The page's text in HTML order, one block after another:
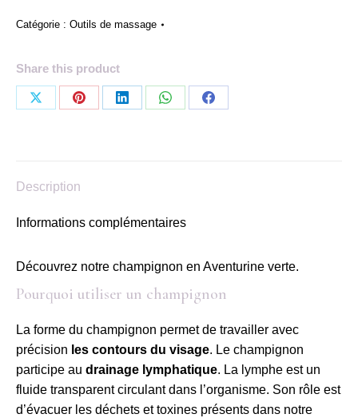
en
verte
Catégorie : Outils de massage
Share this product
PartagerPartagerPartagerPartagerPartager
Description
Informations complémentaires
Découvrez notre champignon en Aventurine verte.
Pourquoi utiliser un champignon
La forme du champignon permet de travailler avec
précision les contours du visage. Le champignon
participe au drainage lymphatique. La lymphe est un
fluide transparent circulant dans l’organisme. Son rôle est
d’évacuer les déchets et toxines présents dans notre